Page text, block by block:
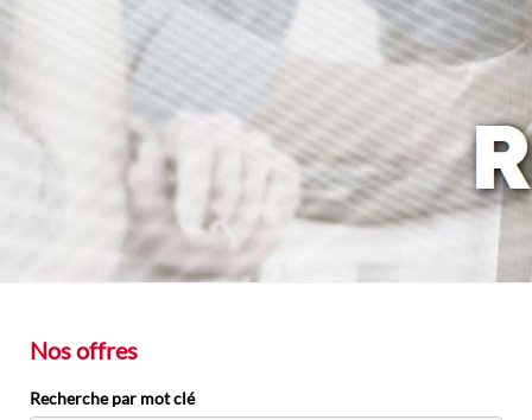
Nos offres
Recherche par mot clé